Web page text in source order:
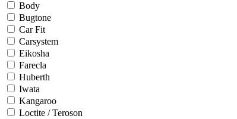
Body
Bugtone
Car Fit
Carsystem
Eikosha
Farecla
Huberth
Iwata
Kangaroo
Loctite / Teroson